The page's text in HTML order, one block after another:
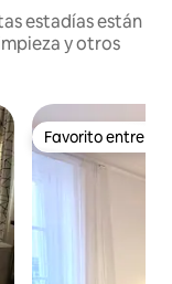
estadías están
y otros
Favorito entre
Favorito entre